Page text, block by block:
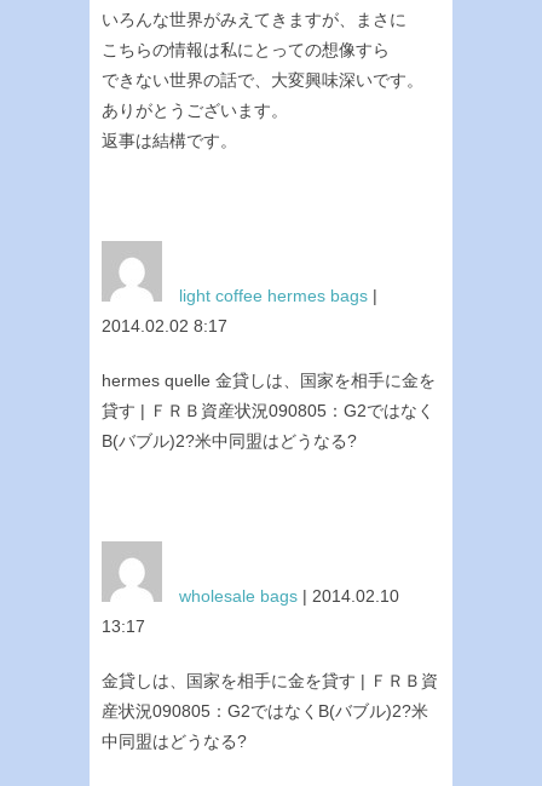
いろんな世界がみえてきますが、まさに
こちらの情報は私にとっての想像すら
できない世界の話で、大変興味深いです。
ありがとうございます。
返事は結構です。
light coffee hermes bags |
2014.02.02 8:17
hermes quelle 金貸しは、国家を相手に金を
貸す | ＦＲＢ資産状況090805：G2ではなく
B(バブル)2?米中同盟はどうなる?
wholesale bags | 2014.02.10
13:17
金貸しは、国家を相手に金を貸す | ＦＲＢ資
産状況090805：G2ではなくB(バブル)2?米
中同盟はどうなる?